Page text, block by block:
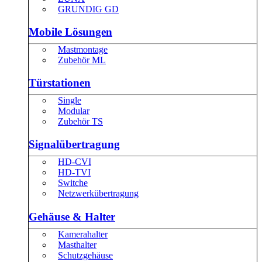
GRUNDIG GD
Mobile Lösungen
Mastmontage
Zubehör ML
Türstationen
Single
Modular
Zubehör TS
Signalübertragung
HD-CVI
HD-TVI
Switche
Netzwerkübertragung
Gehäuse & Halter
Kamerahalter
Masthalter
Schutzgehäuse